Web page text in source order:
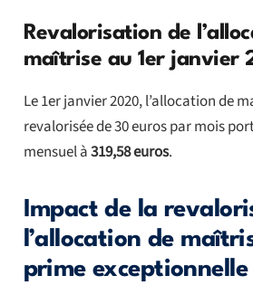
Revalorisation de
maîtrise au 1er janvier
Le 1er janvier 2020, l’allocation de
revalorisée de 30 euros par mois
mensuel à319,58 euros.
Impact de la
l’allocation de
prime